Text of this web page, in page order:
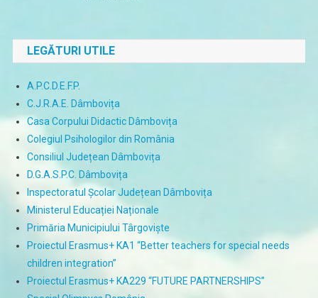
LEGĂTURI UTILE
A.P.C.D.E.F.P.
C.J.R.A.E. Dâmbovița
Casa Corpului Didactic Dâmbovița
Colegiul Psihologilor din România
Consiliul Județean Dâmbovița
D.G.A.S.P.C. Dâmbovița
Inspectoratul Școlar Județean Dâmbovița
Ministerul Educației Naționale
Primăria Municipiului Târgoviște
Proiectul Erasmus+ KA1 “Better teachers for special needs
children integration”
Proiectul Erasmus+ KA229 “FUTURE PARTNERSHIPS”